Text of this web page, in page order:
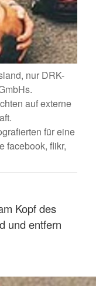
nur DRK-
auf externe
für eine
facebook, flikr,
Kopf des
und entfern